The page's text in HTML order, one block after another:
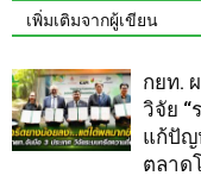
เพิ่มเติมจากผู้เขียน
กยท.
วิจัย “
แก้ปัญ
ตลาด